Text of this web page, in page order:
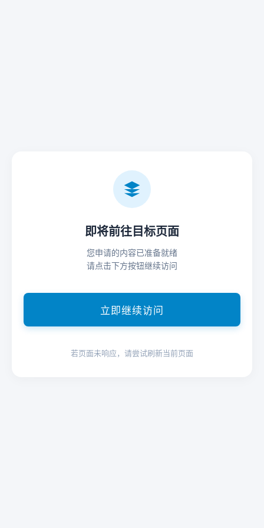
即将前往目标页面
您申请的内容已准备就绪
请点击下方按钮继续访问
立即继续访问
若页面未响应，请尝试刷新当前页面